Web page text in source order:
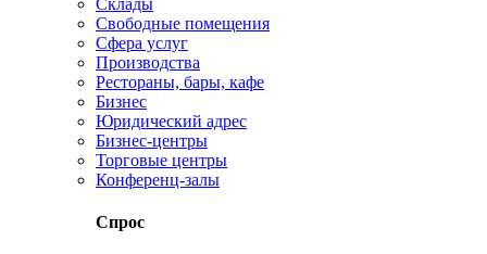
Свободные помещения
Сфера услуг
Производства
Рестораны, бары, кафе
Бизнес
Юридический адрес
Бизнес-центры
Торговые центры
Конференц-залы
Спрос